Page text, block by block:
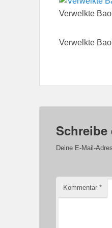
Verwelkte
Verwelkte
Schreibe
Deine E-Mail-
Kommentar *